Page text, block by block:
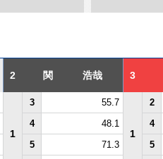
2 関 浩哉 3
1
3 55.7
1
2
4 48.1
4
5 71.3
5